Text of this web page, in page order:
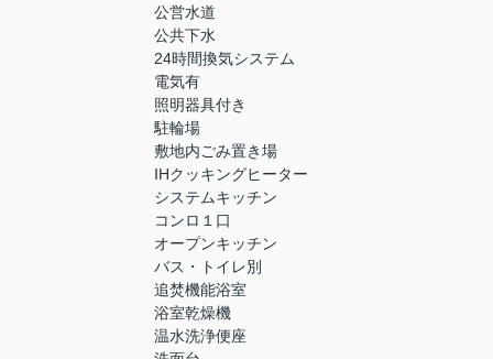
公営水道
公共下水
24時間換気システム
電気有
照明器具付き
駐輪場
敷地内ごみ置き場
IHクッキングヒーター
システムキッチン
コンロ１口
オープンキッチン
バス・トイレ別
追焚機能浴室
浴室乾燥機
温水洗浄便座